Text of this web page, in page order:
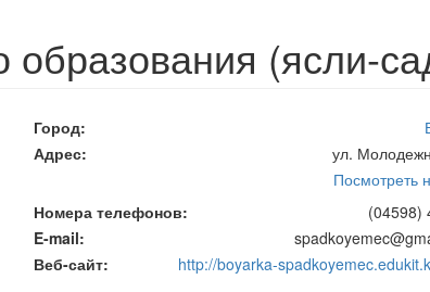
образования (ясли-
Город
Адрес
ул.
Посмотреть
Номера телефонов
(04598)
E-mail
Веб-сайт
http://boyarka-